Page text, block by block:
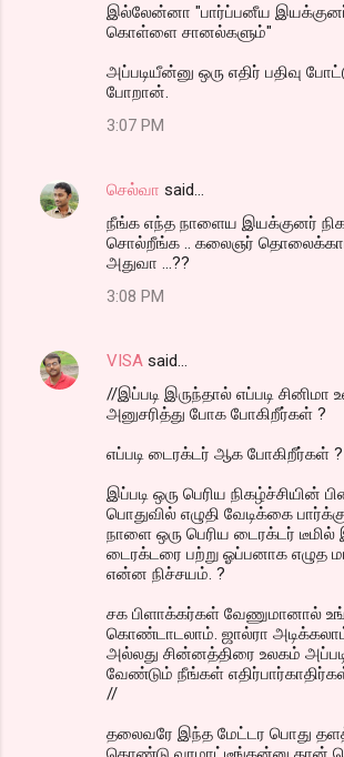
இல்லேன்னா "பார்ப்பனீய
கொள்ளை சானல்களும்"
அப்படியீன்னு ஒரு எதிர் பதிவு
போறான்.
3:07 PM
செல்வா said…
நீங்க எந்த நாளைய இயக்குனர்
சொல்றீங்க .. கலைஞர்
அதுவா ...??
3:08 PM
VISA said…
//இப்படி இருந்தால் எப்படி சினிமா
அனுசரித்து போக போகிறீர்கள் ?
எப்படி டைரக்டர் ஆக போகிறீர்கள் ?
இப்படி ஒரு பெரிய நிகழ்ச்சியின்
பொதுவில் எழுதி வேடிக்கை
நாளை ஒரு பெரிய டைரக்டர்
டைரக்டரை பற்று ஓப்பனாக எழுத
என்ன நிச்சயம். ?
சக பிளாக்கர்கள் வேணுமானால்
கொண்டாடலாம். ஜால்ரா அடிக்கலாம்
அல்லது சின்னத்திரை உலகம்
வேண்டும் நீங்கள்
//
தலைவரே இந்த மேட்டர பொது